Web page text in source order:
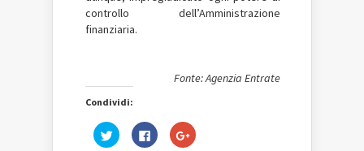
controllo dell’Amministrazione
finanziaria.
Fonte: Agenzia Entrate
Condividi:
Fai
clic
Fai
clic
Fai
clic